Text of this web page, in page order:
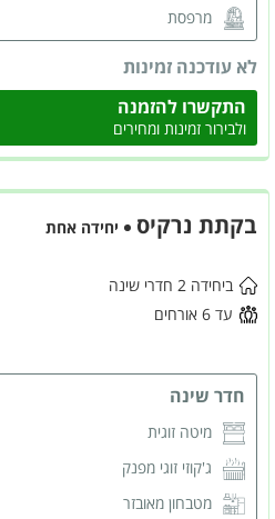
מרפסת
מזגן
פינת ישיבה
חדר רחצה פרטי
לא עודכנה זמינות
התקשרו להזמנה
ולבירור זמינות ומחירים
בקתת נרקיס יחידה אחת
ביחידה 2 חדרי שינה
עד 6 אורחים
חדר שינה
מיטה זוגית
ג'קוזי זוגי מפנק
מטבחון מאובזר